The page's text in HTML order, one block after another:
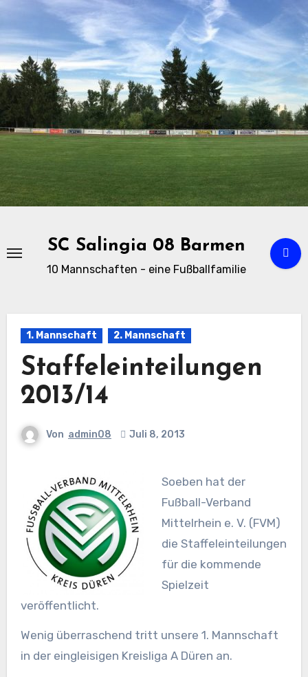
Zu
Inhalten
springen
SC Salingia 08 Barmen
10 Mannschaften - eine Fußballfamilie
1. Mannschaft 2. Mannschaft
Staffeleinteilungen
2013/14
Von admin08 Juli 8, 2013
Soeben hat der
Fußball-Verband
Mittelrhein e. V. (FVM)
die Staffeleinteilungen
für die kommende
Spielzeit
veröffentlicht.
Wenig überraschend tritt unsere 1. Mannschaft
in der eingleisigen Kreisliga A Düren an.